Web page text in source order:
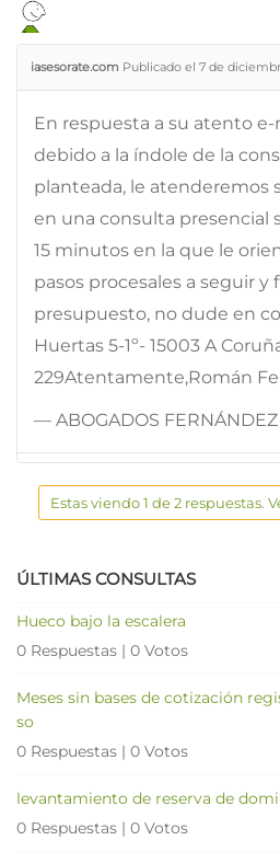
iasesorate.com Publicado el 7 de
En respuesta a su atento
debido a la índole de la
planteada, le atenderemos
en una consulta presencial
15 minutos en la que le
pasos procesales a seguir y
presupuesto, no dude en
Huertas 5-1º- 15003 A
229Atentamente,Román
— ABOGADOS FERNÁNDEZ
Estas viendo 1 de 2 respuestas.
ÚLTIMAS CONSULTAS
Hueco bajo la escalera
0 Respuestas | 0 Votos
Meses sin bases de cotización
so
0 Respuestas | 0 Votos
levantamiento de reserva de
0 Respuestas | 0 Votos